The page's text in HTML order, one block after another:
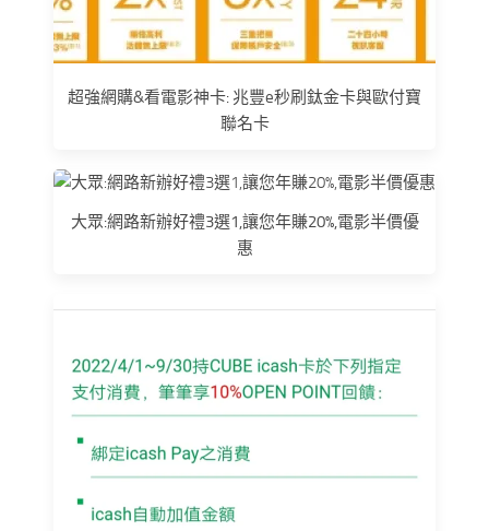
超強網購&看電影神卡: 兆豐e秒刷鈦金卡與歐付寶
聯名卡
大眾:網路新辦好禮3選1,讓您年賺20%,電影半價優
惠